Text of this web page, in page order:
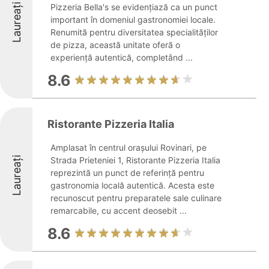
Laureați
Pizzeria Bella's se evidențiază ca un punct
important în domeniul gastronomiei locale.
Renumită pentru diversitatea specialităților
de pizza, această unitate oferă o
experiență autentică, completând ...
8.6
Laureați
Ristorante Pizzeria Italia
Amplasat în centrul orașului Rovinari, pe
Strada Prieteniei 1, Ristorante Pizzeria Italia
reprezintă un punct de referință pentru
gastronomia locală autentică. Acesta este
recunoscut pentru preparatele sale culinare
remarcabile, cu accent deosebit ...
8.6